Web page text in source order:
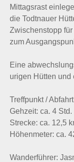
Mittagsrast
die Todtnauer
Zwischenstopp
zum
Eine
urigen Hütten und
Treffpunkt /
Gehzeit: ca. 4 Std.
Strecke: ca. 12,5
Höhenmeter: ca.
Wanderführer: